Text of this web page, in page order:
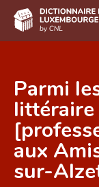
DE FR
Accueil
Auteur(e)s A-Z
Parmi
littéraire
aux
sur-